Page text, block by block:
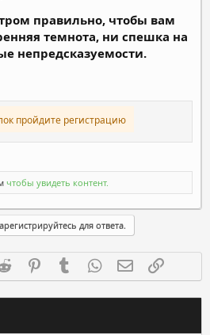
правильно, чтобы вам
темнота, ни спешка на
непредсказуемости.
пройдите регистрацию
чтобы увидеть контент.
для ответа.
Reddit PinterestTumblr WhatsAppЭлектронная